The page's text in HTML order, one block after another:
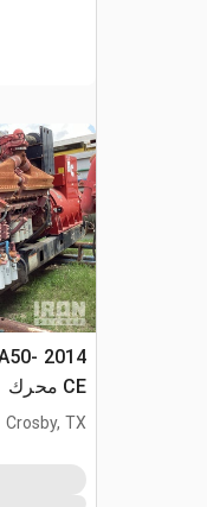
CE محرك
Crosby, TX